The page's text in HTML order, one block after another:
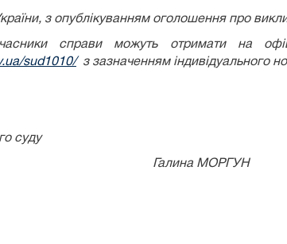
з опублікуванням оголошення про
справи можуть отримати на
sud1010/з зазначенням індивідуального
суду
Галина МОРГУН